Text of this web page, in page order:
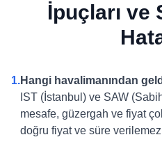
İpuçları ve
1.Hangi havalimanından
IST (İstanbul) ve SAW
mesafe, güzergah ve fiyat
doğru fiyat ve süre